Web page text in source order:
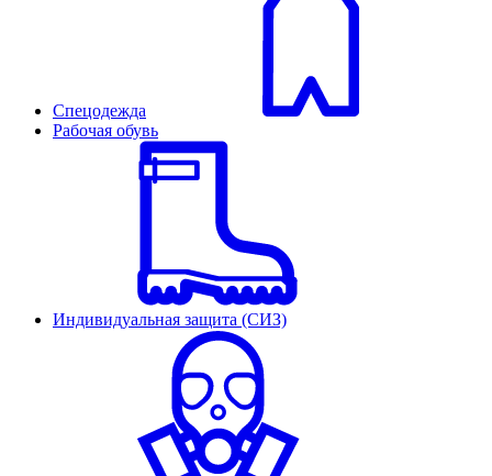
Спецодежда
Рабочая обувь
Индивидуальная защита (СИЗ)